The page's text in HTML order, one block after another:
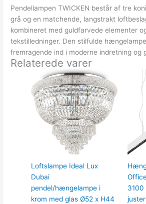
Pendellampen TWICKEN består af tre
grå og en matchende, langstrakt
kombineret med guldfarvede elementer
tekstilledninger. Den stilfulde
fremragende ind i moderne indretning og
Relaterede varer
Loftslampe Ideal Lux
Dubai
pendel/hængelampe i
krom med glas Ø52 x H44
3100